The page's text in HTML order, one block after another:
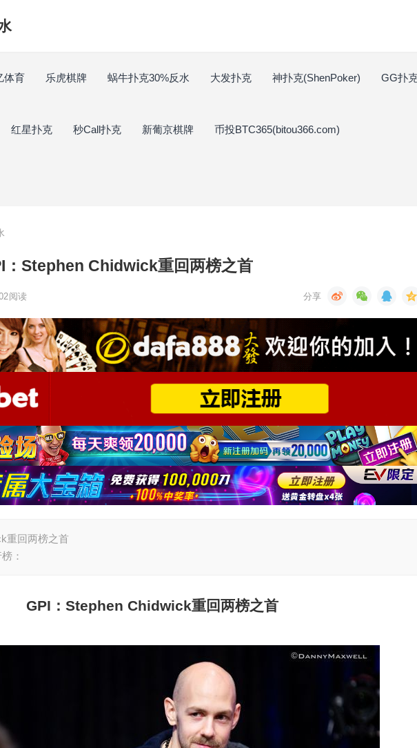
体育 乐虎棋牌 蜗牛扑克30%反水 大发扑克 神扑克(ShenPoker) GG扑
红星扑克 秒Call扑克 新葡京棋牌 币投BTC365(bitou366.com)
：Stephen Chidwick重回两榜之首
阅读
重回两榜之首
：
GPI ：Stephen Chidwick重回两榜之首